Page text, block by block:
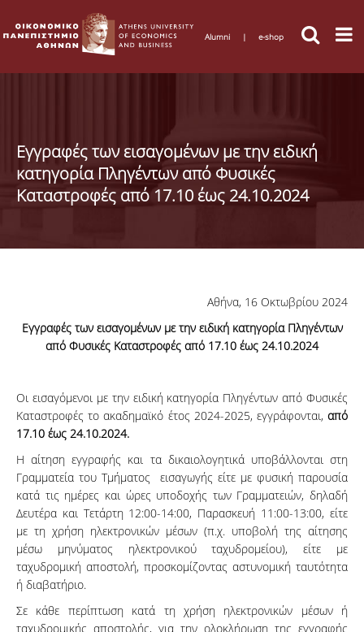
Alumni | e-shop
Εγγραφές των εισαγομένων με την ειδική
κατηγορία Πληγέντων από Φυσικές
Καταστροφές από 17.10 έως 24.10.2024
Αθήνα, 16 Οκτωβρίου 2024
Εγγραφές των εισαγομένων με την ειδική κατηγορία Πληγέντων
από Φυσικές Καταστροφές από 17.10 έως 24.10.2024
Οι εισαγόμενοι με την ειδική κατηγορία Πληγέντων από Φυσικές
Καταστροφές το ακαδημαϊκό έτος 2024-2025, εγγράφονται, από
17.10 έως 24.10.2024.
Η αίτηση εγγραφής και τα δικαιολογητικά υποβάλλονται στη
Γραμματεία του Τμήματος εισαγωγής είτε με φυσική παρουσία
κατά τις ημέρες και ώρες υποδοχής των Γραμματειών, δηλαδή
Δευτέρα και Τετάρτη 12:00-14:00, Παρασκευή 11:00-13:00, είτε
με τη χρήση ηλεκτρονικών μέσων (π.χ. υποβολή της αίτησης
μέσω μηνύματος ηλεκτρονικού ταχυδρομείου), είτε με
ταχυδρομική αποστολή, προσκομίζοντας αστυνομική ταυτότητα
ή διαβατήριο.
Σε κάθε περίπτωση κατά τη χρήση ηλεκτρονικών μέσων ή
ταχυδρομικής αποστολής, για την ολοκλήρωση της εγγραφής